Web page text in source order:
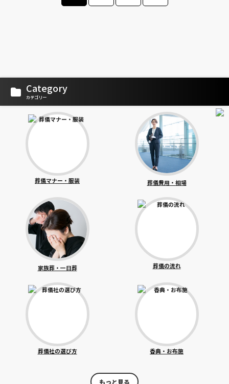
Category
カテゴリー
葬儀マナー・服装 葬儀費用・相場
家族葬・一日葬 葬儀の流れ
葬儀社の選び方 香典・お布施
もっと見る